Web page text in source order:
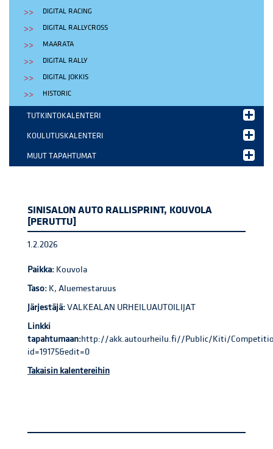
DIGITAL RACING
DIGITAL RALLYCROSS
MAARATA
DIGITAL RALLY
DIGITAL JOKKIS
HISTORIC
TUTKINTOKALENTERI
KOULUTUSKALENTERI
MUUT TAPAHTUMAT
SINISALON AUTO RALLISPRINT, KOUVOLA
[PERUTTU]
1.2.2026
Paikka: Kouvola
Taso: K, Aluemestaruus
Järjestäjä:VALKEALAN URHEILUAUTOILIJAT
Linkki
tapahtumaan:http://akk.autourheilu.fi//Public/Kiti/
id=19175&edit=0
Takaisin kalentereihin